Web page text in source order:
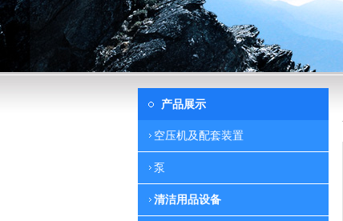
产品展示
空压机及配套装置
泵
清洁用品设备